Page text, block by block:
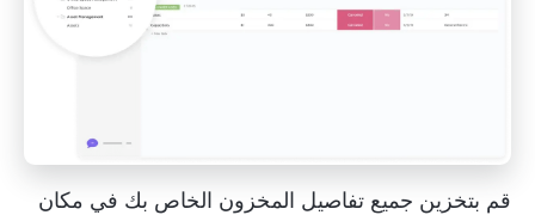
قم بتخزين جميع تفاصيل المخزون الخاص بك في مكان